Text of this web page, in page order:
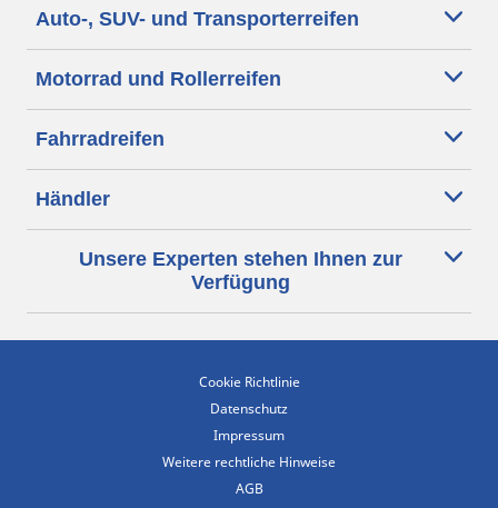
Auto-, SUV- und Transporterreifen
Motorrad und Rollerreifen
Fahrradreifen
Händler
Unsere Experten stehen Ihnen zur
Verfügung
Cookie Richtlinie
Datenschutz
Impressum
Weitere rechtliche Hinweise
AGB